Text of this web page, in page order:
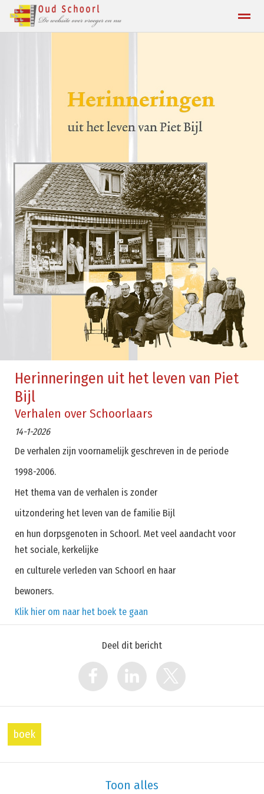
Zoeken Locatie
Herinneringen uit het leven van Piet
Bijl
Verhalen over Schoorlaars
14-1-2026
De verhalen zijn voornamelijk geschreven in de periode
1998-2006.
Het thema van de verhalen is zonder
uitzondering het leven van de familie Bijl
en hun dorpsgenoten in Schoorl. Met veel aandacht voor
het sociale, kerkelijke
en culturele verleden van Schoorl en haar
bewoners.
Klik hier om naar het boek te gaan
Deel dit bericht
boek
Toon alles